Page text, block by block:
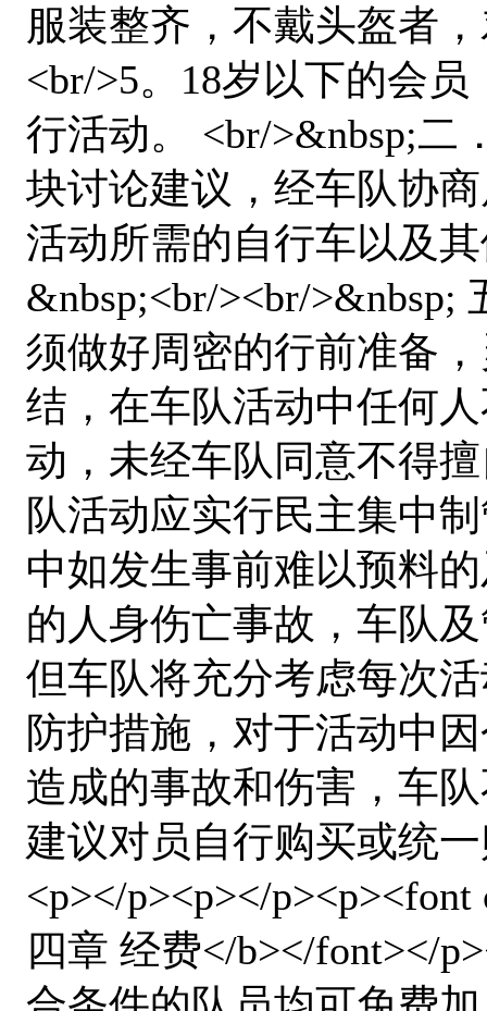
服装整齐，不戴头盔者
<br/>5。18岁以下的会
行活动。 <br/>&nbsp;二
块讨论建议，经车队协
活动所需的自行车以及
&nbsp;<br/><br/
须做好周密的行前准备
结，在车队活动中任何
动，未经车队同意不得
队活动应实行民主集中
中如发生事前难以预料
的人身伤亡事故，车队
但车队将充分考虑每次
防护措施，对于活动中
造成的事故和伤害，车
建议对员自行购买或统
<p></p><p></
四章 经费</b></font></